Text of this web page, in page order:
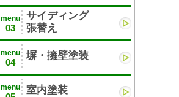
menu
03
サイディング
張替え
menu
04
塀・擁壁塗装
menu 室内塗装